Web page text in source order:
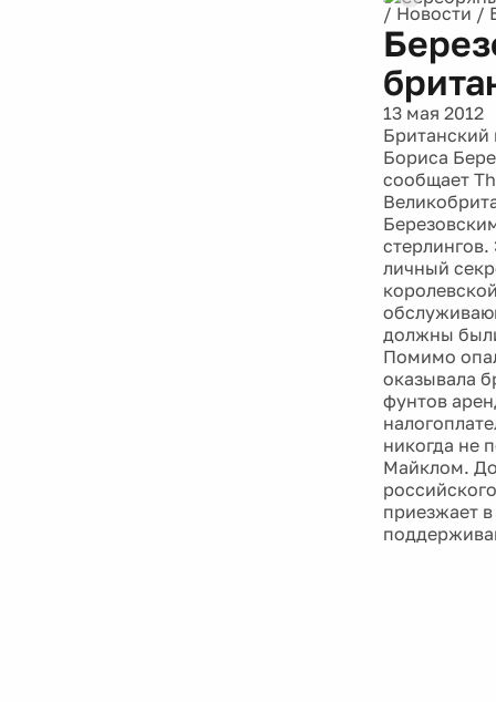
/ Новости /
13 мая 2012
Британский
Бориса
сообщает
личный
должны
Помимо
оказывала
фунтов
никогда не
Майклом.
приезжает